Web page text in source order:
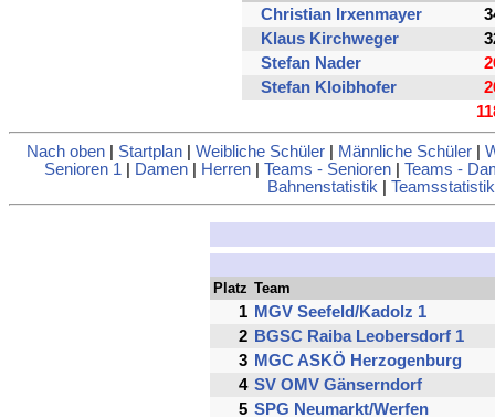
Christian Irxenmayer
Klaus Kirchweger
Stefan Nader
Stefan Kloibhofer
Nach oben| Startplan| Weibliche Schüler| Männliche Schüler|
Senioren 1 | Damen | Herren | Teams - Senioren | Teams -
Bahnenstatistik | Teamsstatistik
Platz Team
1 MGV Seefeld/Kadolz 1
2 BGSC Raiba Leobersdorf 1
3 MGC ASKÖ Herzogenburg
4 SV OMV Gänserndorf
5 SPG Neumarkt/Werfen